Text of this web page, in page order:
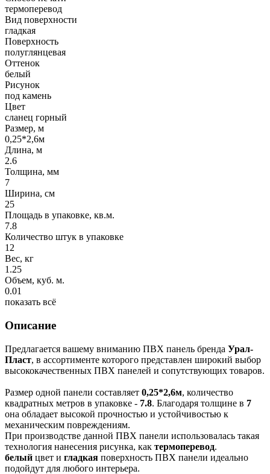
термоперевод
Вид поверхности
гладкая
Поверхность
полуглянцевая
Оттенок
белый
Рисунок
под камень
Цвет
сланец горный
Размер, м
0,25*2,6м
Длина, м
2.6
Толщина, мм
7
Ширина, см
25
Площадь в упаковке, кв.м.
7.8
Количество штук в упаковке
12
Вес, кг
1.25
Объем, куб. м.
0.01
показать всё
Описание
Предлагается вашему вниманию ПВХ панель бренда Урал-
Пласт, в ассортименте которого представлен широкий выбор
высококачественных ПВХ панелей и сопутствующих товаров.
Размер одной панели составляет 0,25*2,6м, количество
квадратных метров в упаковке - 7.8. Благодаря толщине в 7
она обладает высокой прочностью и устойчивостью к
механическим повреждениям.
При производстве данной ПВХ панели использовалась такая
технология нанесения рисунка, как термоперевод.
белый цвет и гладкая поверхность ПВХ панели идеально
подойдут для любого интерьера.